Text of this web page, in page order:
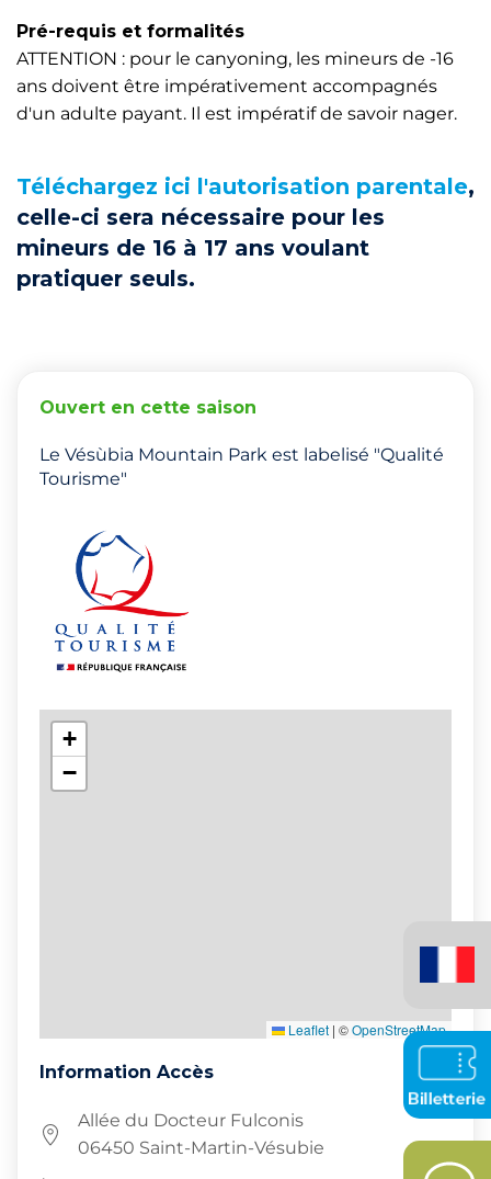
Pré-requis et formalités
ATTENTION : pour le canyoning, les mineurs de -16
ans doivent être impérativement accompagnés
d'un adulte payant. Il est impératif de savoir nager.
Téléchargez ici l'autorisation parentale,
celle-ci sera nécessaire pour les
mineurs de 16 à 17 ans voulant
pratiquer seuls.
Ouvert en cette saison
Le Vésùbia Mountain Park est labelisé "Qualité
Tourisme"
+
−
Leaflet | ©OpenStreetMap
Information Accès
Allée du Docteur Fulconis
06450 Saint-Martin-Vésubie